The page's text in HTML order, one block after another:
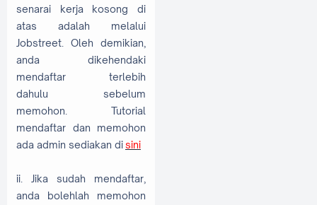
senarai kerja kosong di
atas adalah melalui
Jobstreet. Oleh demikian,
anda dikehendaki
mendaftar terlebih
dahulu sebelum
memohon. Tutorial
mendaftar dan memohon
ada admin sediakan disini
ii. Jika sudah mendaftar,
anda bolehlah memohon